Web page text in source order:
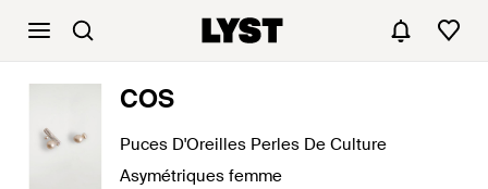
COS
Puces D'Oreilles Perles De Culture
Asymétriques femme